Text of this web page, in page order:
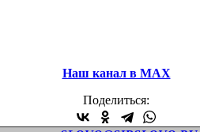
Наш канал в МАХ
Поделиться: